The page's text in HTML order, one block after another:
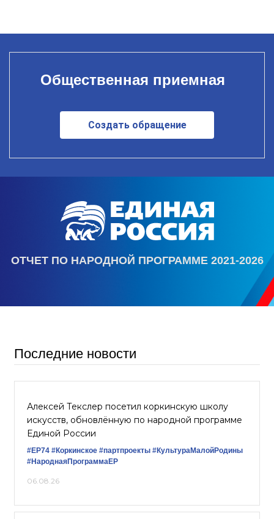
Общественная приемная
Создать обращение
ОТЧЕТ ПО НАРОДНОЙ ПРОГРАММЕ 2021-2026
Последние новости
Алексей Текслер посетил коркинскую школу
искусств, обновлённую по народной программе
Единой России
#ЕР74 #Коркинское #партпроекты #КультураМалойРодины
#НароднаяПрограммаЕР
06.08.26